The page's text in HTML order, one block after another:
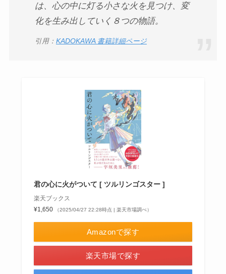
は、心の中に灯る小さな火を見つけ、変
化を生み出していく８つの物語。
引用： KADOKAWA 書籍詳細ページ
君の心に火がついて [ ツルリンゴスター ]
楽天ブックス
¥1,650
（2025/04/27 22:28時点 | 楽天市場調べ）
Amazonで探す
楽天市場で探す